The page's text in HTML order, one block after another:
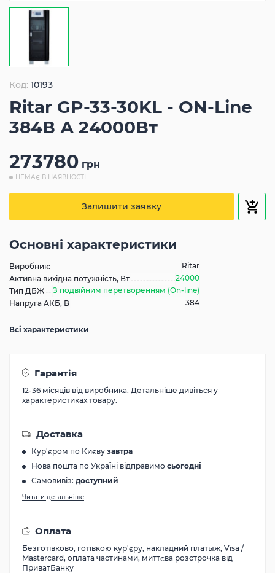
Код: 10193
Ritar GP-33-30KL - ON-Line
384В А 24000Вт
273780 грн
НЕМАЄ В НАЯВНОСТІ
Залишити заявку
Основні характеристики
Виробник:
Ritar
Активна вихідна потужність, Вт
24000
Тип ДБЖ
З подвійним перетворенням (On-line)
Напруга АКБ, В
384
Всі характеристики
Гарантія
12-36 місяців від виробника. Детальніше дивіться у
характеристиках товару.
Доставка
Кур'єром по Києву завтра
Нова пошта по Україні відправимо сьогодні
Самовивіз: доступний
Читати детальніше
Оплата
Безготівково, готівкою кур'єру, накладний платыж, Visa /
Mastercard, оплата частинами, миттєва розстрочка від
ПриватБанку